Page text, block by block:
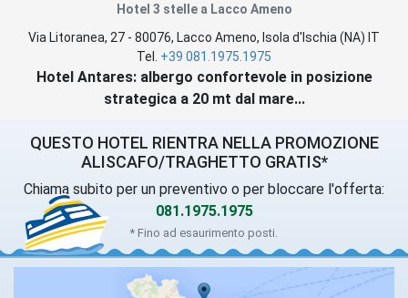
Hotel 3 stelle a Lacco Ameno
Via Litoranea, 27 - 80076, Lacco Ameno, Isola d'Ischia (NA) IT
Tel. +39 081.1975.1975
Hotel Antares: albergo confortevole in posizione
strategica a 20 mt dal mare...
QUESTO HOTEL RIENTRA NELLA PROMOZIONE
ALISCAFO/TRAGHETTO GRATIS*
Chiama subito per un preventivo o per bloccare l'offerta:
081.1975.1975
* Fino ad esaurimento posti.